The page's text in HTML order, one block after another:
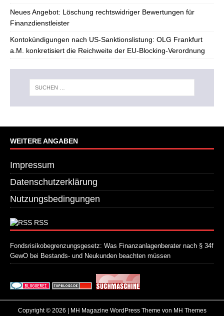
Neues Angebot: Löschung rechtswidriger Bewertungen für
Finanzdienstleister
Kontokündigungen nach US-Sanktionslistung: OLG Frankfurt
a.M. konkretisiert die Reichweite der EU-Blocking-Verordnung
WEITERE ANGABEN
Impressum
Datenschutzerklärung
Nutzungsbedingungen
RSS
Fondsrisikobegrenzungsgesetz: Was Finanzanlagenberater nach § 34f
GewO bei Bestands- und Neukunden beachten müssen
Copyright © 2026 | MH Magazine WordPress Theme von MH Themes